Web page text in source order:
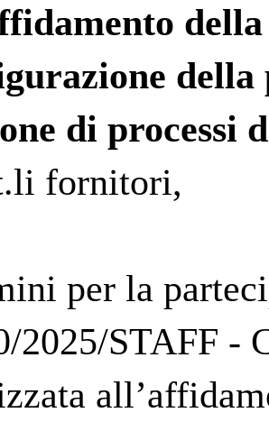
di processi
fornitori,
per la
2025/STAFF -